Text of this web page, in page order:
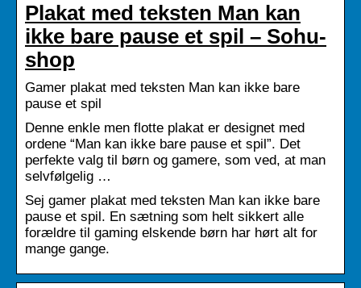
Plakat med teksten Man kan
ikke bare pause et spil – Sohu-
shop
Gamer plakat med teksten Man kan ikke bare
pause et spil
Denne enkle men flotte plakat er designet med
ordene “Man kan ikke bare pause et spil”. Det
perfekte valg til børn og gamere, som ved, at man
selvfølgelig …
Sej gamer plakat med teksten Man kan ikke bare
pause et spil. En sætning som helt sikkert alle
forældre til gaming elskende børn har hørt alt for
mange gange.